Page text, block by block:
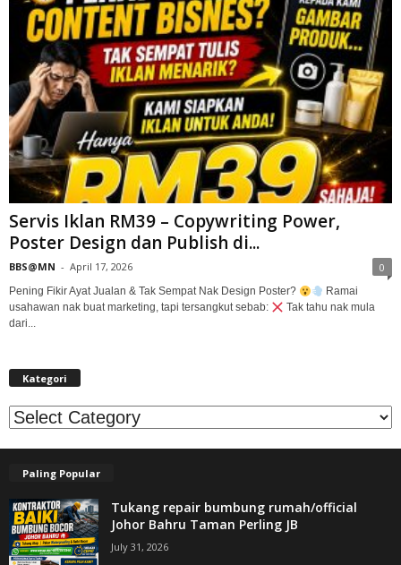
Servis Iklan RM39 – Copywriting Power,
Poster Design dan Publish di...
BBS@MN - April 17, 2026 0
Pening Fikir Ayat Jualan & Tak Sempat Nak Design Poster?
Ramai
usahawan nak buat marketing, tapi tersangkut sebab:
Tak tahu nak mula
dari...
Kategori
Kategori
Paling Popular
Tukang repair bumbung rumah/official
Johor Bahru Taman Perling JB
July 31, 2026